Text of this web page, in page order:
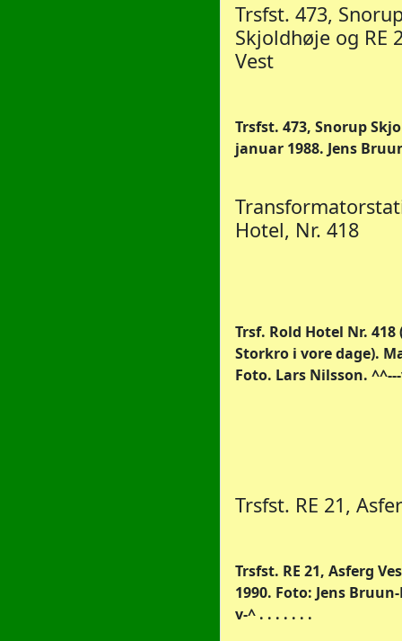
Trsfst. 473,
Skjoldhøje og RE
Vest
Trsfst. 473, Snorup
januar 1988. Jens
Hotel, Nr. 418
Trsf. Rold Hotel Nr. 418
Storkro i vore dage).
Foto. Lars Nilsson.
Trsfst. RE 21,
Trsfst. RE 21, Asferg
1990. Foto: Jens
v-^ . . . . . . .